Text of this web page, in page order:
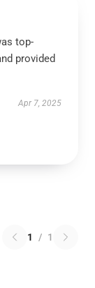
top-
provided
Apr 7, 2025
1 / 1